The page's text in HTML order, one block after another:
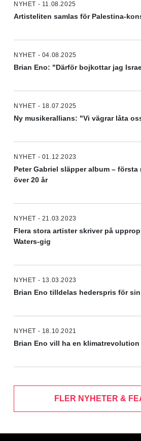
NYHET - 11.08.2025
Artisteliten samlas för Palestina-
NYHET - 04.08.2025
Brian Eno: "Därför bojkottar jag
NYHET - 18.07.2025
Ny musikerallians: "Vi vägrar låta
NYHET - 01.12.2023
Peter Gabriel släpper album –
över 20 år
NYHET - 21.03.2023
Flera stora artister skriver på
Waters-gig
NYHET - 13.03.2023
Brian Eno tilldelas hederspris för
NYHET - 18.10.2021
Brian Eno vill ha en
FLER NYHETER &